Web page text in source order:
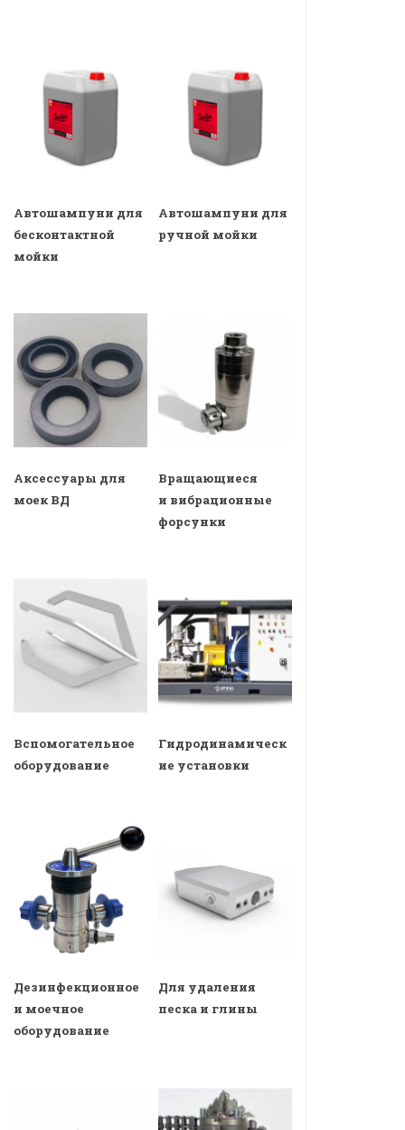
Автошампуни для
бесконтактной
мойки
Автошампуни для
ручной мойки
Аксессуары для
моек ВД
Вращающиеся
и вибрационные
форсунки
Вспомогательное
оборудование
Гидродинамическ
ие установки
Дезинфекционное
и моечное
оборудование
Для удаления
песка и глины